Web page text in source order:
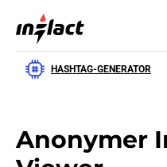
HASHTAG-GENERATOR
Anonymer